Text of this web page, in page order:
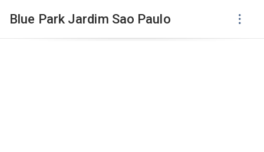
Blue Park Jardim Sao Paulo